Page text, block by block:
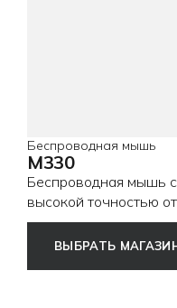
Беспроводная мышь
M330
Беспроводная мышь
высокой точностью
ВЫБРАТЬ